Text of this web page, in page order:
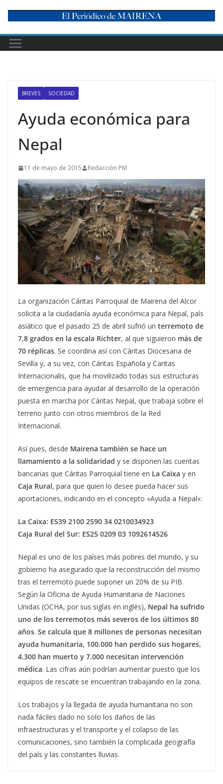
content
BREVES SOCIEDAD
Ayuda económica para
Nepal
11 de mayo de 2015 Redacción PM
La organización Cáritas Parroquial de Mairena del Alcor
solicita a la ciudadanía ayuda económica para Nepal, país
asiático que el pasado 25 de abril sufrió un terremoto de
7,8 grados en la escala Richter, al que siguieron más de
70 réplicas. Se coordina así con Cáritas Diocesana de
Sevilla y, a su vez, con Cáritas Española y Caritas
Internacionalis, que ha movilizado todas sus estructuras
de emergencia para ayudar al desarrollo de la operación
puesta en marcha por Cáritas Nepal, que trabaja sobre el
terreno junto con otros miembros de la Red
Internacional.
Así pues, desde Mairena también se hace un
llamamiento a la solidaridad y se disponen las cuentas
bancarias que Cáritas Parroquial tiene en La Caixa y en
Caja Rural, para que quien lo desee pueda hacer sus
aportaciones, indicando en el concepto «Ayuda a Nepal»:
La Caixa: ES39 2100 2590 34 0210034923
Caja Rural del Sur: ES25 0209 03 1092614526
Nepal es uno de los países más pobres del mundo, y su
gobierno ha asegurado que la reconstrucción del mismo
tras el terremoto puede suponer un 20% de su PIB.
Según la Oficina de Ayuda Humanitaria de Naciones
Unidas (OCHA, por sus siglas en inglés), Nepal ha sufrido
uno de los terremotos más severos de los últimos 80
años. Se calcula que 8 millones de personas necesitan
ayuda humanitaria, 100.000 han perdido sus hogares,
4.300 han muerto y 7.000 necesitan intervención
médica. Las cifras aún podrían aumentar puesto que los
equipos de rescate se encuentran trabajando en la zona.
Los trabajos y la llegada de ayuda humanitaria no son
nada fáciles dado no solo los daños de las
infraestructuras y el transporte y el colapso de las
comunicaciones, sino también la complicada geografía
del país y las constantes lluvias.